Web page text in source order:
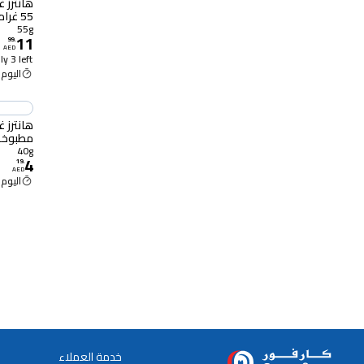
55 غرام
55g
11
.
99
AED
3 left
اليوم 12:00 م
مطبوخة
40g
4
.
19
AED
اليوم 12:00 م
خدمة العملاء